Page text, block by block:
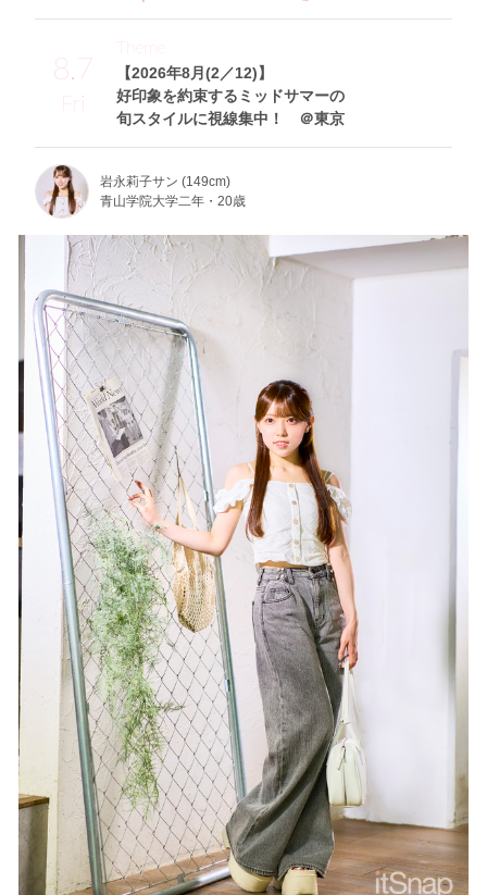
8.7
Fri
【2026年8月(2／12)】
好印象を約束するミッドサマーの
旬スタイルに視線集中！ ＠東京
Theme
岩永莉子サン (149cm)
青山学院大学二年・20歳